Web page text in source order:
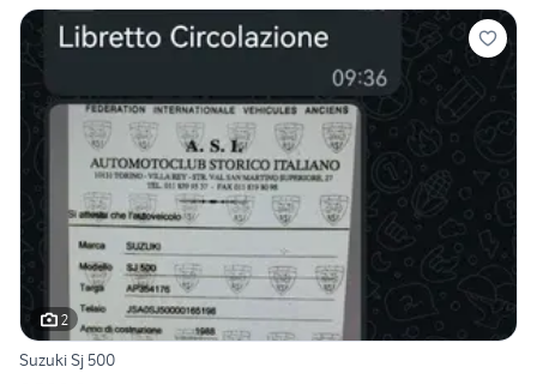
2
Suzuki Sj 500